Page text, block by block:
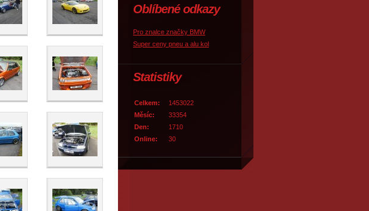
Oblíbené odkazy
Pro znalce značky BMW
Super ceny pneu a alu kol
Statistiky
Online: 30
Celkem:
1453022
Měsíc:
33354
Den:
1710